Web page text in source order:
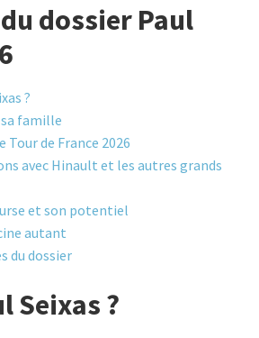
dossier Paul
?
famille
Tour de France 2026
avec Hinault et les autres grands
et son potentiel
autant
du dossier
Seixas ?